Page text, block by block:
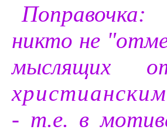
никто не
мыслящих
христианским
- т.е. в